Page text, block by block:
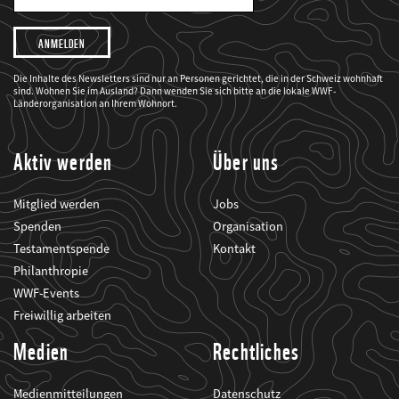
Adresse
Ich
möchte,
dass
der
WWF
mich
über
seine
Projekte
informiert.
Die Inhalte des Newsletters sind nur an Personen gerichtet, die in der Schweiz wohnhaft
sind. Wohnen Sie im Ausland? Dann wenden Sie sich bitte an die lokale WWF-
Länderorganisation an Ihrem Wohnort.
Aktiv werden
Mitglied werden
Spenden
Testamentspende
Philanthropie
WWF-Events
Freiwillig arbeiten
Über uns
Jobs
Organisation
Kontakt
Medien
Medienmitteilungen
Rechtliches
Datenschutz